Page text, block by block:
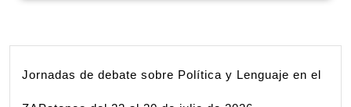
Jornadas de debate sobre Política y Lenguaje en el